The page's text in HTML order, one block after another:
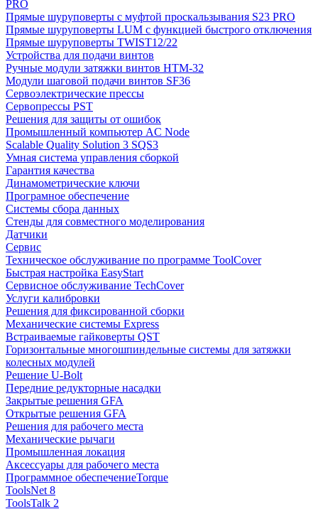
PRO
Прямые шуруповерты с муфтой проскальзывания S23 PRO
Прямые шуруповерты LUM с функцией быстрого отключения
Прямые шуруповерты TWIST12/22
Устройства для подачи винтов
Ручные модули затяжки винтов HTM-32
Модули шаговой подачи винтов SF36
Сервоэлектрические прессы
Сервопрессы PST
Решения для защиты от ошибок
Промышленный компьютер AC Node
Scalable Quality Solution 3 SQS3
Умная система управления сборкой
Гарантия качества
Динамометрические ключи
Програмное обеспечение
Системы сбора данных
Стенды для совместного моделирования
Датчики
Сервис
Техническое обслуживание по программе ToolCover
Быстрая настройка EasyStart
Cервисное обслуживание TechCover
Услуги калибровки
Решения для фиксированной сборки
Механические системы Express
Встраиваемые гайковерты QST
Горизонтальные многошпиндельные системы для затяжки
колесных модулей
Решение U-Bolt
Передние редукторные насадки
Закрытые решения GFA
Открытые решения GFA
Решения для рабочего места
Механические рычаги
Промышленная локация
Аксессуары для рабочего места
Программное обеспечениеTorque
ToolsNet 8
ToolsTalk 2